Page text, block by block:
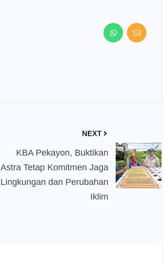
NEXT
KBA Pekayon, Buktikan
Astra Tetap Komitmen Jaga
Lingkungan dan Perubahan
Iklim